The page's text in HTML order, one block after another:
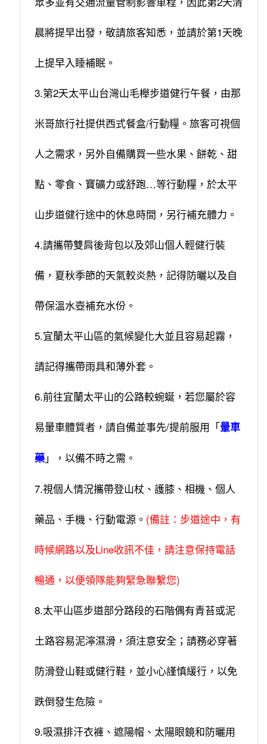
晨將提早出發，敬請旅客知悉，並請於第1天晚
上提早入睡補眠。
3.第2天太平山台灣山毛櫸步道健行午餐，由那
米哥旅行社提供西式餐盒/行動糧。旅客可視個
人之需求，另外自備購買一些水果、餅乾、甜
點、零食、寶礦力或舒跑…等行動糧，於太平
山步道健行途中的休息時間，另行補充體力。
4.請攜帶雙肩後背包以及郊山個人輕健行裝
備，夏秋季節的天氣較炎熱，記得防曬以及自
帶保溫水壺補充水份。
5.宜蘭太平山區的氣候變化大並且容易起霧，
請記得攜帶雨具和薄外套。
6.前往宜蘭太平山的公路較蜿蜒，若您屬於容
易暈車體質者，請自備並事先/提前服用「暈車
藥」，以備不時之需。
7.視個人情況攜帶登山杖、護膝、相機、個人
藥品、手機、行動電源。 (備註：步道途中，有
時候網路以及Line收訊不佳，請注意保持電話
暢通，以便領隊能夠緊急聯繫您)
8.太平山區步道部分路段的石階偶有青苔或泥
土路容易泥濘濕滑，須注意安全；請務必穿著
防滑登山鞋或健行鞋，並小心謹慎緩行，以免
跌倒發生危險。
9.吸濕排汗衣褲、遮陽帽、太陽眼鏡和防曬用